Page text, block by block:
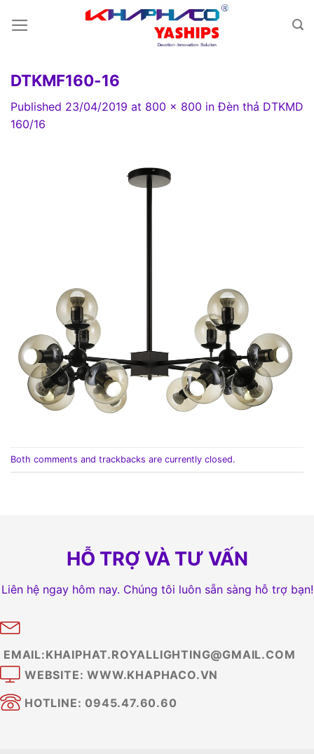
DTKMF160-16
Published 23/04/2019 at 800 × 800 inĐèn thả DTKMD
160/16
Both comments and trackbacks are currently closed.
HỖ TRỢ VÀ TƯ VẤN
Liên hệ ngay hôm nay. Chúng tôi luôn sẵn sàng hỗ trợ bạn!
EMAIL:KHAIPHAT.ROYALLIGHTING@GMAIL.COM
WEBSITE: WWW.KHAPHACO.VN
HOTLINE: 0945.47.60.60